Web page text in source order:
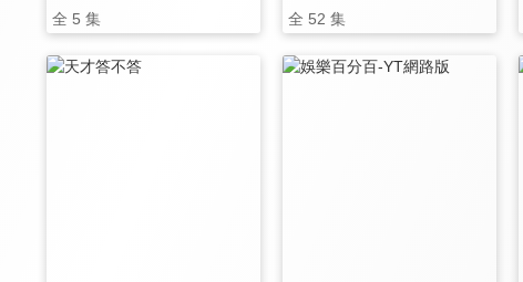
全 5 集 全 52 集